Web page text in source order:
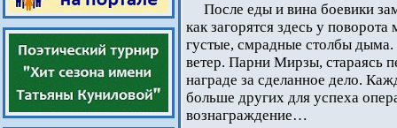
После еды и вина боевики
как загорятся здесь у
густые, смрадные столбы
ветер. Парни Мирзы, стараясь
награде за сделанное дело.
больше других для успеха
вознаграждение…